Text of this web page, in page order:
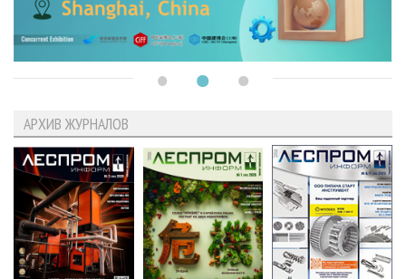
АРХИВ ЖУРНАЛОВ